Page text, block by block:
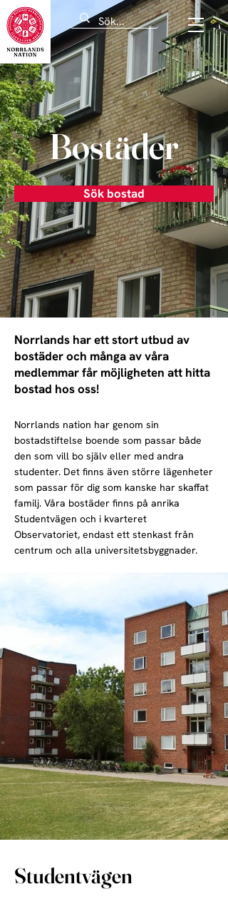
Bostäder
Sök bostad
Norrlands har ett stort utbud av
bostäder och många av våra
medlemmar får möjligheten att hitta
bostad hos oss!
Norrlands nation har genom sin
bostadstiftelse boende som passar både
den som vill bo själv eller med andra
studenter. Det finns även större lägenheter
som passar för dig som kanske har skaffat
familj. Våra bostäder finns på anrika
Studentvägen och i kvarteret
Observatoriet, endast ett stenkast från
centrum och alla universitetsbyggnader.
Studentvägen